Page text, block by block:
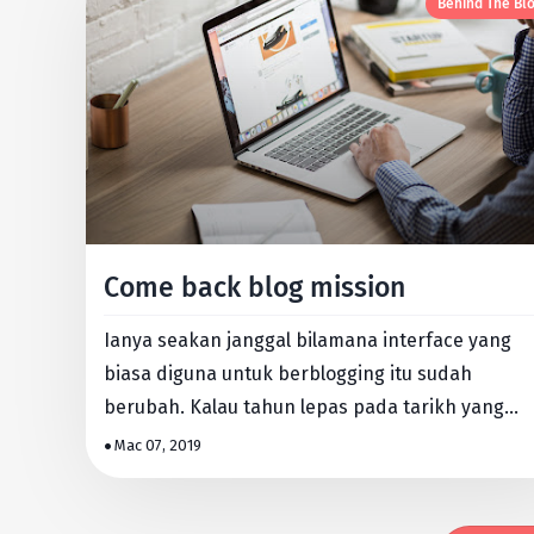
Behind The
Come back blog mission
Ianya seakan janggal bilamana interface yang
biasa diguna untuk berblogging itu sudah
berubah. Kalau tahun lepas pada tarikh yang
sama, aku hanya tukar templat…
Mac 07, 2019